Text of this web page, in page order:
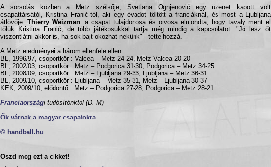
A sorsolás közben a Metz szélsője, Svetlana Ognjenović egy üzenet kapott volt
csapattársától, Kristina Franić-tól, aki egy évadot töltött a franciáknál, és most a Ljubljana
átlövője. Thierry Weizman , a csapat tulajdonosa és orvosa elmondta, hogy tavaly ment el
tőlük Kristina Franić, de több játékosukkal tartja még mindig a kapcsolatot. "Jó lesz őt
viszontlátni akkor is, ha sok bajt okozhat nekünk" - tette hozzá.
A Metz eredményei a három ellenfele ellen :
BL, 1996/97, csoportkör : Valcea – Metz 24-24, Metz-Valcea 20-20
BL, 2002/03, csoportkör : Metz – Podgorica 31-30, Podgorica – Metz 34-25
BL, 2008/09, csoportkör : Metz – Ljubljana 29-33, Ljubljana – Metz 36-31
BL, 2009/10, csoportkör : Ljubljana – Metz 35-31, Metz – Ljubljana 30-37
KEK, 2009/10, elődöntő : Metz – Podgorica 27-28, Podgorica – Metz 28-21
Franciaországi tudósítónktól (D. M)
Ők várnak a magyar csapatokra
© handball.hu
Oszd meg ezt a cikket!